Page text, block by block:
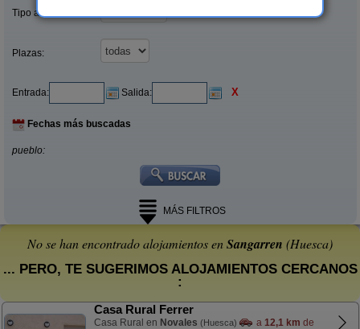
Tipo alquiler:
Plazas:
Entrada: Salida: X
Fechas más buscadas
pueblo:
MÁS FILTROS
No se han encontrado alojamientos enSangarren (Huesca)
... PERO, TE SUGERIMOS ALOJAMIENTOS CERCANOS
:
Casa Rural Ferrer
Casa Rural en Novales (Huesca) a 12,1 km de